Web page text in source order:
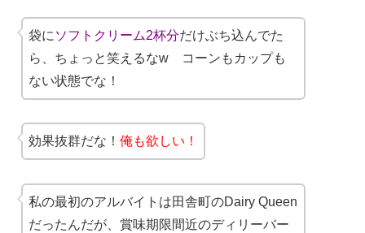
袋に ソフトクリーム2杯分だけぶち込んでた
ら、ちょっと笑えるなw コーンもカップも
ない状態でな！
効果抜群だな！ 俺も欲しい！
私の最初のアルバイトは田舎町のDairy Queen
だったんだが、賞味期限間近のディリーバー